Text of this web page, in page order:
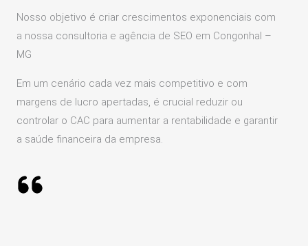
Nosso objetivo é criar crescimentos exponenciais com
a nossa consultoria e agência de SEO em Congonhal –
MG
Em um cenário cada vez mais competitivo e com
margens de lucro apertadas, é crucial reduzir ou
controlar o CAC para aumentar a rentabilidade e garantir
a saúde financeira da empresa.